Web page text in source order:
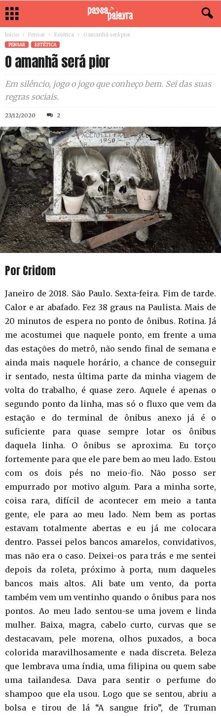
Início Pensar Estética O amanhã será pior
PENSAR ESTÉTICA
O amanhã será pior
Em silêncio, jogo o jogo que conheço bem. Sei das suas
regras sociais.
23/12/2020 2
Por Cridom
Janeiro de 2018. São Paulo. Sexta-feira. Fim de tarde.
Calor e ar abafado. Fez 38 graus na Paulista. Mais de
20 minutos de espera no ponto de ônibus. Rotina. Já
me acostumei que naquele ponto, em frente a uma
das estações do metrô, não sendo final de semana e
ainda mais naquele horário, a chance de conseguir
ir sentado, nesta última parte da minha viagem de
volta do trabalho, é quase zero. Aquele é apenas o
segundo ponto da linha, mas só o fluxo que vem da
estação e do terminal de ônibus anexo já é o
suficiente para quase sempre lotar os ônibus
daquela linha. O ônibus se aproxima. Eu torço
fortemente para que ele pare bem ao meu lado. Estou
com os dois pés no meio-fio. Não posso ser
empurrado por motivo algum. Para a minha sorte,
coisa rara, difícil de acontecer em meio a tanta
gente, ele para ao meu lado. Nem bem as portas
estavam totalmente abertas e eu já me colocara
dentro. Passei pelos bancos amarelos, convidativos,
mas não era o caso. Deixei-os para trás e me sentei
depois da roleta, próximo à porta, num daqueles
bancos mais altos. Ali bate um vento, da porta
também vem um ventinho quando o ônibus para nos
pontos. Ao meu lado sentou-se uma jovem e linda
mulher. Baixa, magra, cabelo curto, curvas que se
destacavam, pele morena, olhos puxados, a boca
colorida maravilhosamente e nada discreta. Beleza
que lembrava uma índia, uma filipina ou quem sabe
uma tailandesa. Dava para sentir o perfume do
shampoo que ela usou. Logo que se sentou, abriu a
bolsa e tirou de lá “A sangue frio”, de Truman